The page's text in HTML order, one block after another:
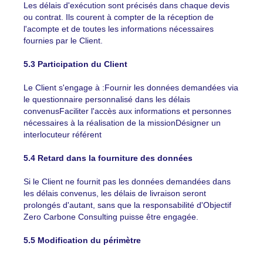
Les délais d'exécution sont précisés dans chaque devis
ou contrat. Ils courent à compter de la réception de
l'acompte et de toutes les informations nécessaires
fournies par le Client.
5.3 Participation du Client
Le Client s'engage à :Fournir les données demandées via
le questionnaire personnalisé dans les délais
convenusFaciliter l'accès aux informations et personnes
nécessaires à la réalisation de la missionDésigner un
interlocuteur référent
5.4 Retard dans la fourniture des données
Si le Client ne fournit pas les données demandées dans
les délais convenus, les délais de livraison seront
prolongés d'autant, sans que la responsabilité d'Objectif
Zero Carbone Consulting puisse être engagée.
5.5 Modification du périmètre